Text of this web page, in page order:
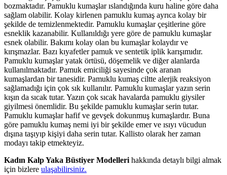
bozmaktadır. Pamuklu kumaşlar ıslandığında kuru haline göre daha
sağlam olabilir. Kolay kirlenen pamuklu kumaş ayrıca kolay bir
şekilde de temizlenmektedir. Pamuklu kumaşlar çeşitlerine göre
esneklik kazanabilir. Kullanıldığı yere göre de pamuklu kumaşlar
esnek olabilir. Bakımı kolay olan bu kumaşlar kolaydır ve
kırışmazlar. Bazı kıyafetler pamuk ve sentetik iplik karışımıdır.
Pamuklu kumaşlar yatak örtüsü, döşemelik ve diğer alanlarda
kullanılmaktadır. Pamuk emiciliği sayesinde çok aranan
kumaşlardan bir tanesidir. Pamuklu kumaş ciltte alerjik reaksiyon
sağlamadığı için çok sık kullanılır. Pamuklu kumaşlar yazın serin
kışın da sıcak tutar. Yazın çok sıcak havalarda pamuklu giysiler
giyilmesi önemlidir. Bu şekilde pamuklu kumaşlar serin tutar.
Pamuklu kumaşlar hafif ve gevşek dokunmuş kumaşlardır. Buna
göre pamuklu kumaş nemi iyi bir şekilde emer ve ısıyı vücudun
dışına taşıyıp kişiyi daha serin tutar. Kallisto olarak her zaman
modayı takip etmekteyiz.
Kadın Kalp Yaka Büstiyer Modelleri hakkında detaylı bilgi almak
için bizlere ulaşabilirsiniz.